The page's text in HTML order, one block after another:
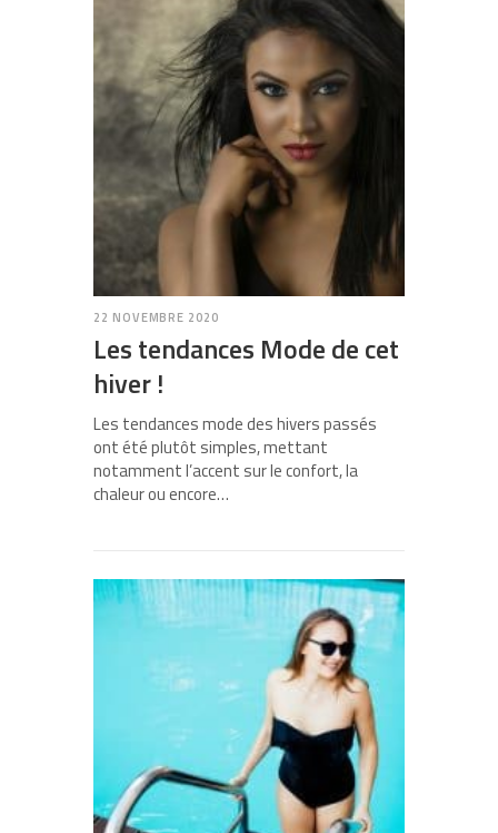
22 NOVEMBRE 2020
Les tendances Mode de cet
hiver !
Les tendances mode des hivers passés
ont été plutôt simples, mettant
notamment l’accent sur le confort, la
chaleur ou encore…